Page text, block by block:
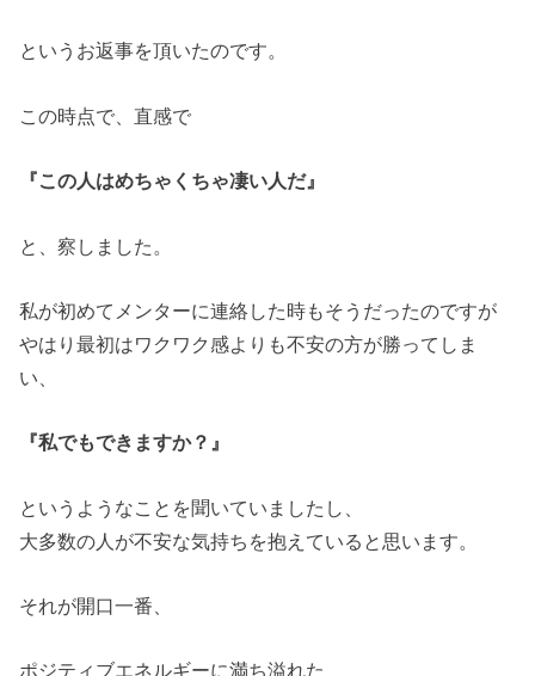
というお返事を頂いたのです。
この時点で、直感で
『この人はめちゃくちゃ凄い人だ』
と、察しました。
私が初めてメンターに連絡した時もそうだったのですが
やはり最初はワクワク感よりも不安の方が勝ってしま
い、
『私でもできますか？』
というようなことを聞いていましたし、
大多数の人が不安な気持ちを抱えていると思います。
それが開口一番、
ポジティブエネルギーに満ち溢れた